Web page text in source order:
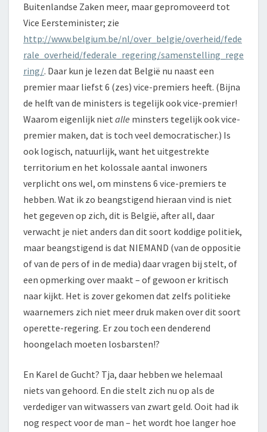
Buitenlandse Zaken meer, maar gepromoveerd tot
Vice Eersteminister; zie
http://www.belgium.be/nl/over_belgie/overheid/fede
rale_overheid/federale_regering/samenstelling_rege
ring/. Daar kun je lezen dat België nu naast een
premier maar liefst 6 (zes) vice-premiers heeft. (Bijna
de helft van de ministers is tegelijk ook vice-premier!
Waarom eigenlijk niet alle minsters tegelijk ook vice-
premier maken, dat is toch veel democratischer.) Is
ook logisch, natuurlijk, want het uitgestrekte
territorium en het kolossale aantal inwoners
verplicht ons wel, om minstens 6 vice-premiers te
hebben. Wat ik zo beangstigend hieraan vind is niet
het gegeven op zich, dit is België, after all, daar
verwacht je niet anders dan dit soort koddige politiek,
maar beangstigend is dat NIEMAND (van de oppositie
of van de pers of in de media) daar vragen bij stelt, of
een opmerking over maakt – of gewoon er kritisch
naar kijkt. Het is zover gekomen dat zelfs politieke
waarnemers zich niet meer druk maken over dit soort
operette-regering. Er zou toch een denderend
hoongelach moeten losbarsten!?
En Karel de Gucht? Tja, daar hebben we helemaal
niets van gehoord. En die stelt zich nu op als de
verdediger van witwassers van zwart geld. Ooit had ik
nog respect voor de man – het wordt hoe langer hoe